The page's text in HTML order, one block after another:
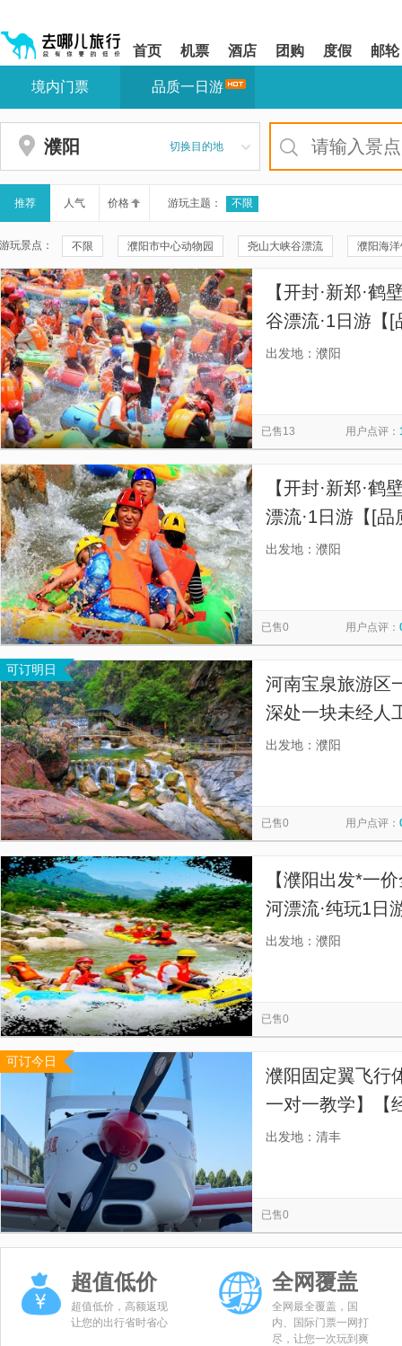
shift+enter
网
导
盲
导
模
式
您
站
区,
本
有
6
个
模
块,
按
下
Tab
键
浏
览
信
息
首页 机票 酒店 团购 度假 邮轮
您
站
区
境内门票 品质一日游
濮阳 切换目的地
推荐 人气 价格 游玩主题： 不限
游玩景点： 不限 濮阳市中心动物园 尧山大峡谷漂流 濮阳海
濮阳东北庄野生动物园 冀鲁豫航空飞行营地
戚城考古遗址公园 中原绿色庄园景区 濮水小镇
范武子陵园 冀鲁豫边区颜村铺革命旧址
刘邓大军强渡黄河纪念园 濮阳毛楼生态旅游区
华夏神木博物馆 河南宝泉旅游区
【开封·新郑·鹤
谷漂流·1日游【
际旅行社，顾客
出发地：濮阳
已售13 用户点评：
【开封·新郑·鹤
漂流·1日游【[
旅行社，顾客为
出发地：濮阳
已售0 用户点评：
可订明日
河南宝泉旅游区
深处一块未经
泉旅游度假区，
出发地：濮阳
已售0 用户点评：
【濮阳出发*一
河漂流·纯玩1日
人国际旅行社，
出发地：濮阳
已售0
可订今日
濮阳固定翼飞行
一对一教学】【
服务用心贴心放
出发地：清丰
已售0
超值低价
超值低价，高额返现
让您的出行省时省心
全网覆盖
全网最全覆盖，国
内、国际门票一网打
尽，让您一次玩到爽